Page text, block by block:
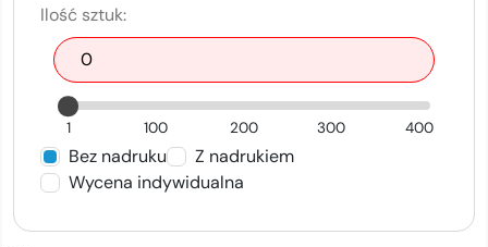
Ilość sztuk:
1 100 200 300 400
Bez nadruku
Z nadrukiem
Wycena indywidualna